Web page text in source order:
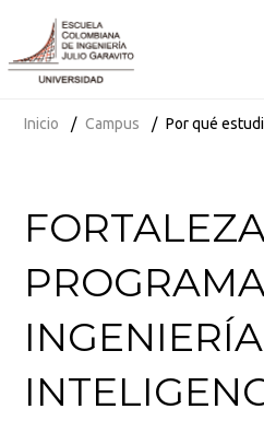
Inicio Campus Por qué